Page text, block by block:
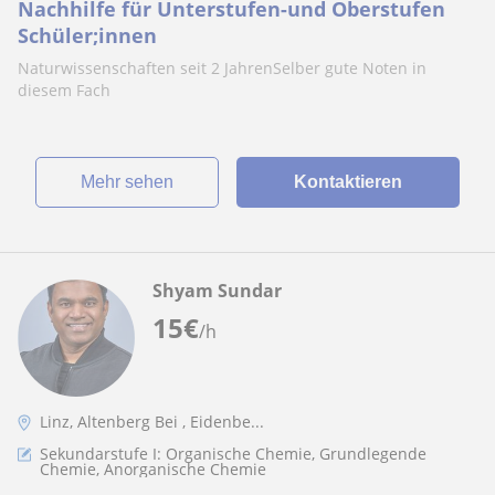
Nachhilfe für Unterstufen-und Oberstufen
Schüler;innen
Naturwissenschaften seit 2 JahrenSelber gute Noten in
diesem Fach
Mehr sehen Kontaktieren
15€/h
Shyam Sundar
Linz, Altenberg Bei , Eidenbe...
Sekundarstufe I: Organische Chemie, Grundlegende
Chemie, Anorganische Chemie